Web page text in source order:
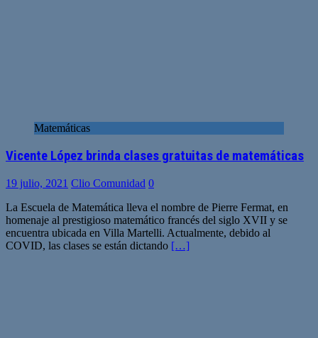
Matemáticas
Vicente López brinda clases gratuitas de matemáticas
19 julio, 2021 Clio Comunidad 0
La Escuela de Matemática lleva el nombre de Pierre Fermat, en
homenaje al prestigioso matemático francés del siglo XVII y se
encuentra ubicada en Villa Martelli. Actualmente, debido al
COVID, las clases se están dictando […]